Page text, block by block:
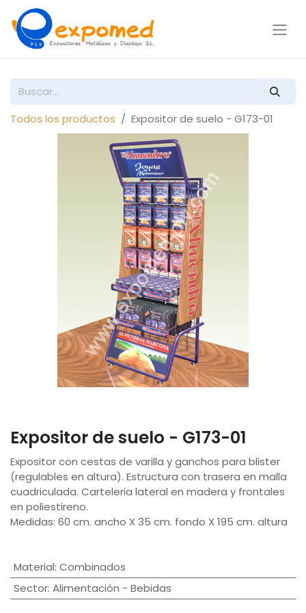
Todos los productos Expositor de suelo - G173-01
Expositor de suelo - G173-01
Expositor con cestas de varilla y ganchos para blister
(regulables en altura). Estructura con trasera en malla
cuadriculada. Carteleria lateral en madera y frontales
en poliestireno.
Medidas: 60 cm. ancho X 35 cm. fondo X 195 cm. altura
Material: Combinados
Sector: Alimentación - Bebidas